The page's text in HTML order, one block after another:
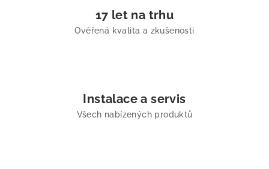
17 let na trhu
Ověřená kvalita a zkušenosti
Instalace a servis
Všech nabízených produktů